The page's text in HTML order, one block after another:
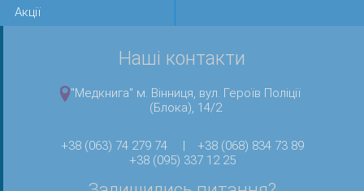
Акції
Наші контакти
"Медкнига" м. Вінниця, вул. Героїв Поліції
(Блока), 14/2
+38 (063) 74 279 74 |
+38 (068) 834 73 89
+38 (095) 337 12 25